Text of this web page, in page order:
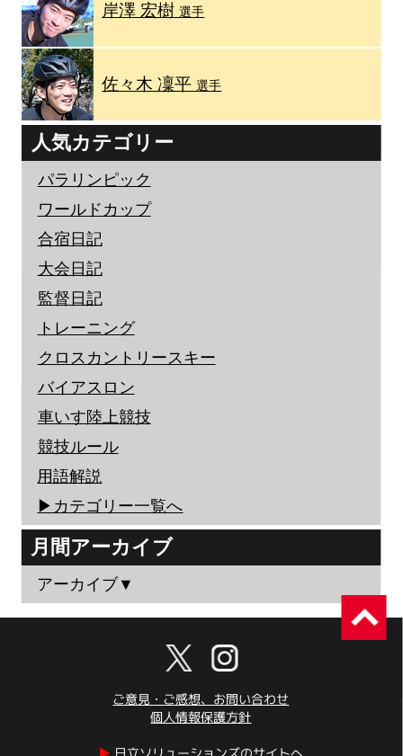
岸澤 宏樹選手
佐々木 凜平選手
人気カテゴリー
パラリンピック
ワールドカップ
合宿日記
大会日記
監督日記
トレーニング
クロスカントリースキー
バイアスロン
車いす陸上競技
競技ルール
用語解説
▶︎カテゴリー一覧へ
月間アーカイブ
アーカイブ▼
ご意見・ご感想、お問い合わせ
個人情報保護方針